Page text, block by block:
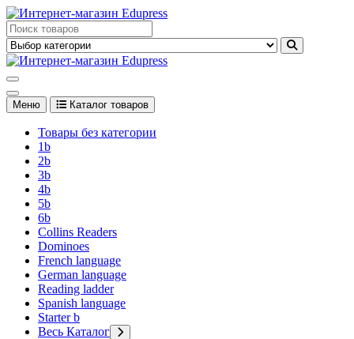
Перейти
к
содержимому
Edupress Uzbekistan, Edupress Узбекистан, книги, учебники на
английском языке
английском языке
Меню Каталог товаров
Товары без категории
1b
2b
3b
4b
5b
6b
Collins Readers
Dominoes
French language
German language
Reading ladder
Spanish language
Starter b
Весь Каталог